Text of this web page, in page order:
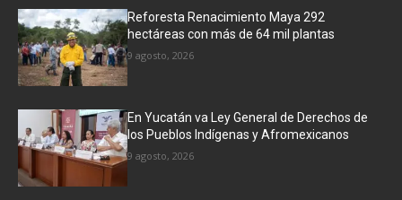
Reforesta Renacimiento Maya 292
hectáreas con más de 64 mil plantas
9 agosto, 2026
En Yucatán va Ley General de Derechos de
los Pueblos Indígenas y Afromexicanos
9 agosto, 2026